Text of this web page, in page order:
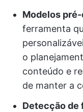
Modelos
ferramenta
o
conteúdo e
de manter a
Detecção de